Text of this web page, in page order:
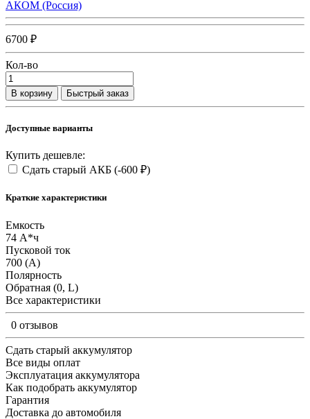
АКОМ (Россия)
6700 ₽
Кол-во
В корзину Быстрый заказ
Доступные варианты
Купить дешевле:
Сдать старый АКБ (-600 ₽)
Краткие характеристики
Емкость
74 А*ч
Пусковой ток
700 (А)
Полярность
Обратная (0, L)
Все характеристики
0 отзывов
Сдать старый аккумулятор
Все виды оплат
Эксплуатация аккумулятора
Как подобрать аккумулятор
Гарантия
Доставка до автомобиля